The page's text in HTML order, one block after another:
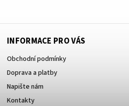
INFORMACE PRO VÁS
Obchodní podmínky
Doprava a platby
Napište nám
Kontakty